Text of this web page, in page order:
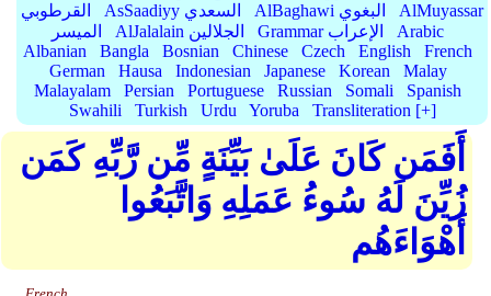
القرطوبي
AsSaadiyy السعدي AlBaghawi البغوي
AlMuyassar
الميسر
AlJalalain الجلالين Grammar الإعراب
Arabic
Albanian
Bangla Bosnian Chinese Czech English
French
German
Hausa Indonesian Japanese Korean
Malay
Malayalam
Persian Portuguese Russian Somali
Spanish
Swahili
Turkish Urdu Yoruba Transliteration [+]
أَفَمَن كَانَ عَلَىٰ بَيِّنَةٍ مِّن رَّبِّهِ كَمَن
زُيِّنَ لَهُ سُوءُ عَمَلِهِ وَاتَّبَعُوا
أَهْوَاءَهُم